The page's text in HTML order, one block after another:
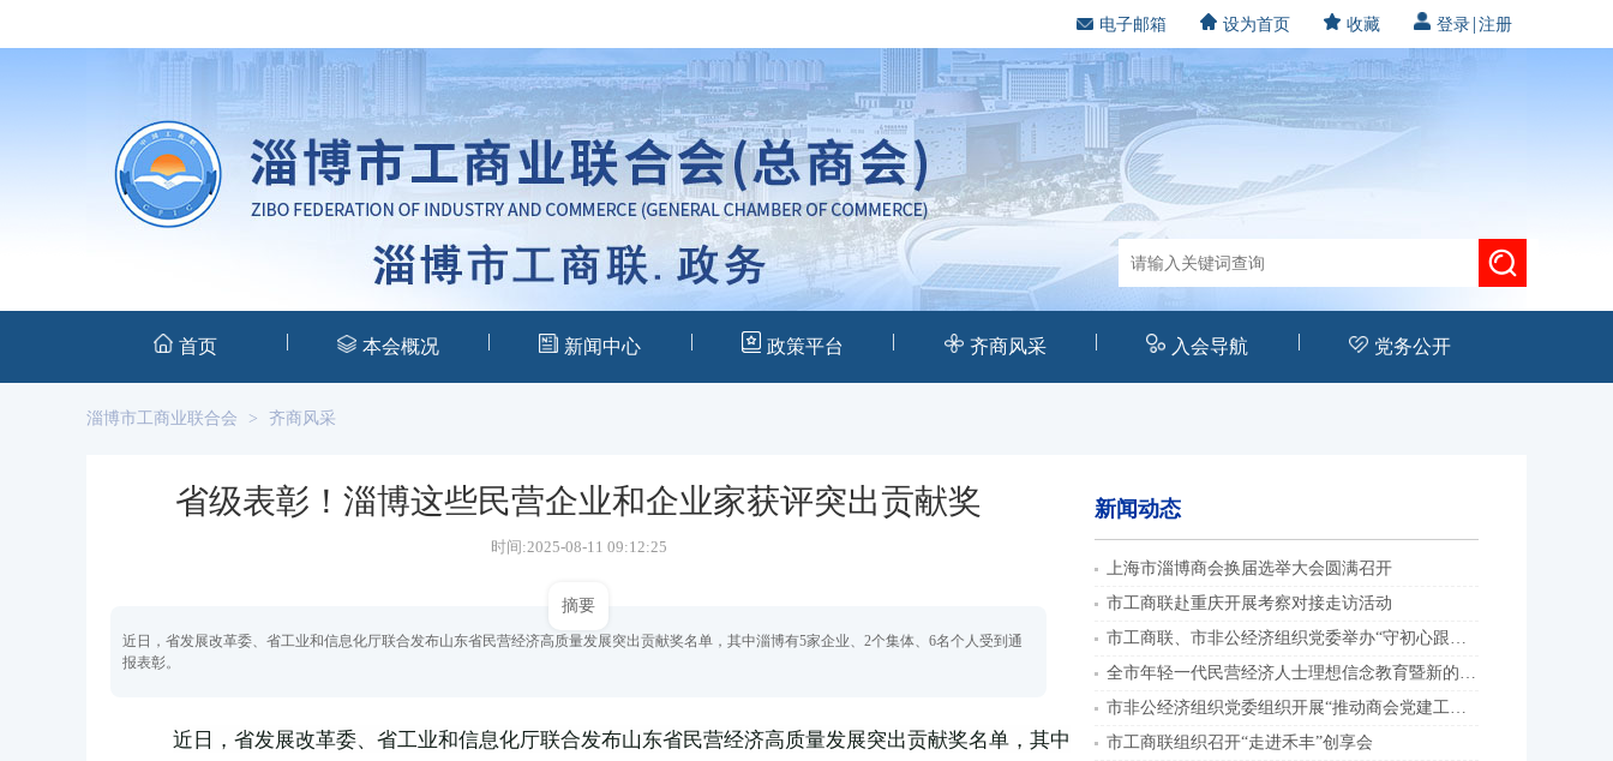
电子邮箱 设为首页 收藏 登录 | 注册
首页 | 本会概况 | 新闻中心 | 政策平台 | 齐商风采 | 入会导航 | 党务公开
淄博市工商业联合会 > 齐商风采
省级表彰！淄博这些民营企业和企业家获评突出贡献奖
时间:2025-08-11 09:12:25
摘要
近日，省发展改革委、省工业和信息化厅联合发布山东省民营经济高质量发展突出贡献奖名单，其中淄博有5家企业、2个集体、6名个人受到通
报表彰。
近日，省发展改革委、省工业和信息化厅联合发布山东省民营经济高质量发展突出贡献奖名单，其中
新闻动态
上海市淄博商会换届选举大会圆满召开
市工商联赴重庆开展考察对接走访活动
市工商联、市非公经济组织党委举办“守初心跟党走 践使命启新程”演讲比赛
全市年轻一代民营经济人士理想信念教育暨新的社会阶层人士联谊组织骨干培训班举办
市非公经济组织党委组织开展“推动商会党建工作提质增效”主题党日活动
市工商联组织召开“走进禾丰”创享会